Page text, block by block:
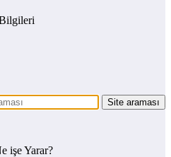
işe Yarar?